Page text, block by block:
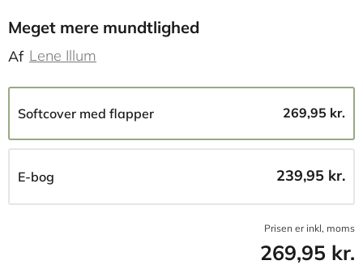
Meget mere mundtlighed
Af Lene Illum
Softcover med flapper 269,95 kr.
E-bog 239,95 kr.
Prisen er inkl, moms
269,95 kr.